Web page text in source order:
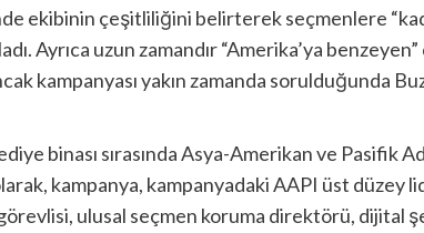
ekibinin çeşitliliğini belirterek seçmenlere
Ayrıca uzun zamandır “Amerika’ya
kampanyası yakın zamanda sorulduğunda
binası sırasında Asya-Amerikan ve Pasifik
kampanya, kampanyadaki AAPI üst düzey
ulusal seçmen koruma direktörü, dijital